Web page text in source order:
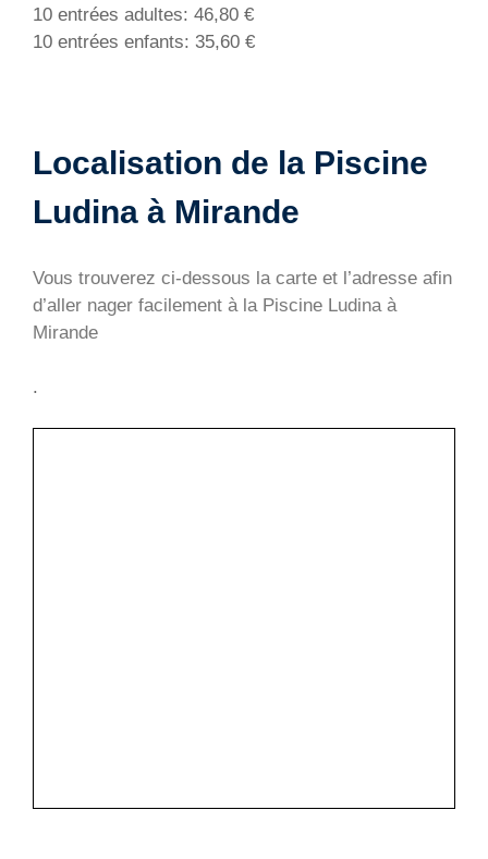
10 entrées adultes: 46,80 €
10 entrées enfants: 35,60 €
Localisation de la Piscine
Ludina à Mirande
Vous trouverez ci-dessous la carte et l’adresse afin
d’aller nager facilement à la Piscine Ludina à
Mirande
.